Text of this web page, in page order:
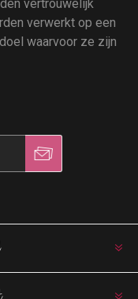
vertrouwelijk
verwerkt op een
waarvoor ze zijn